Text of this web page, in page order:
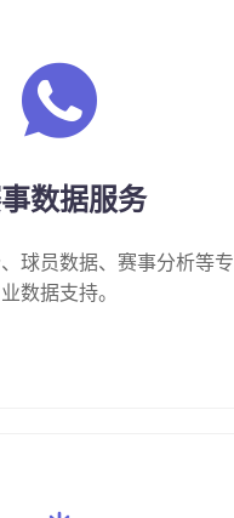
数据服务
球员数据、赛事分析等专
业数据支持。